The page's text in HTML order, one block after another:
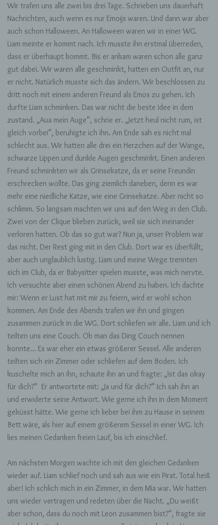
Wir trafen uns alle zwei bis drei Tage. Schrieben uns dauerhaft
Nachrichten, auch wenn es nur Emoijs waren. Und dann war aber
auch schon Halloween. An Halloween waren wir in einer WG.
Liam meinte er kommt nach. Ich musste ihn erstmal überreden,
dass er überhaupt kommt. Bis er ankam waren schon alle ganz
gut dabei. Wir waren alle geschminkt, hatten ein Outfit an, nur
er nicht. Natürlich musste sich das ändern. Wir beschlossen zu
dritt noch mit einem anderen Freund als Emos zu gehen. Ich
durfte Liam schminken. Das war nicht die beste Idee in dem
zustand. „Aua mein Auge“, schrie er. „Jetzt heul nicht rum, ist
gleich vorbei“, beruhigte ich ihn. Am Ende sah es nicht mal
schlecht aus. Wir hatten alle drei ein Herzchen auf der Wange,
schwarze Lippen und dunkle Augen geschminkt. Einen anderen
Freund schminkten wir als Grinsekatze, da er seine Freundin
erschrecken wollte. Das ging ziemlich daneben, denn es war
mehr eine niedliche Katze, wie eine Grinsekatze. Aber nicht so
schlimm. So langsam machten wir uns auf den Weg in den Club.
Zwei von der Clique blieben zurück, weil sie sich ineinander
verloren hatten. Ob das so gut war? Nun ja, unser Problem war
das nicht. Der Rest ging mit in den Club. Dort war es überfüllt,
aber auch unglaublich lustig. Liam und meine Wege trennten
sich im Club, da er Babysitter spielen musste, was mich nervte.
Ich versuchte aber einen schönen Abend zu haben. Ich dachte
mir: Wenn er Lust hat mit mir zu feiern, wird er wohl schon
kommen. Am Ende des Abends trafen wir ihn und gingen
zusammen zurück in die WG. Dort schliefen wir alle. Liam und ich
teilten uns eine Couch. Ob man das Ding Couch nennen
konnte… Es war eher ein etwas größerer Sessel. Alle anderen
teilten sich ein Zimmer oder schliefen auf dem Boden. Ich
kuschelte mich an ihn, schaute ihn an und fragte: „Ist das okay
für dich?“ Er antwortete mit: „Ja und für dich?“ Ich sah ihn an
und erwiderte seine Antwort. Wie gerne ich ihn in dem Moment
geküsst hätte. Wie gerne ich lieber bei ihm zu Hause in seinem
Bett wäre, als hier auf einem größerem Sessel in einer WG. Ich
lies meinen Gedanken freien Lauf, bis ich einschlief.
Am nächsten Morgen wachte ich mit den gleichen Gedanken
wieder auf. Liam schlief noch und sah aus wie ein Pirat. Total heiß
aber! Ich schlich mich in ein Zimmer, in dem Mia war. Wir hatten
uns wieder vertragen und redeten über die Nacht. „Du weißt
aber schon, dass du noch mit Leon zusammen bist?“, fragte sie